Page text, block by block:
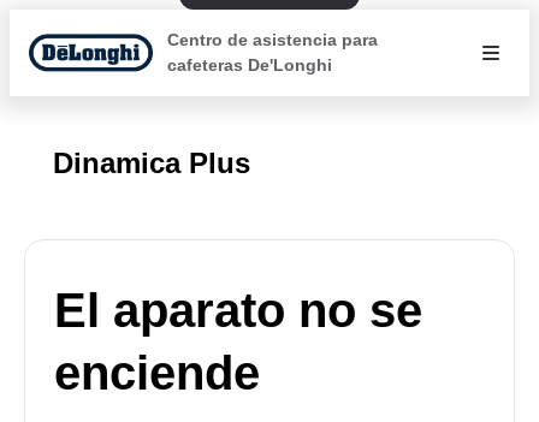
Centro de asistencia para
cafeteras De'Longhi
Dinamica Plus
El aparato no se
enciende